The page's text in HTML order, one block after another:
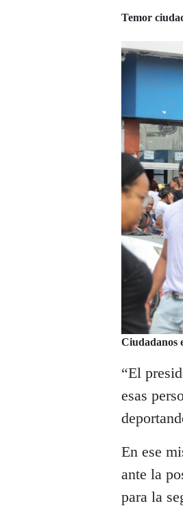
Temor
Ciudadanos
“El
esas
En ese
ante la
para la